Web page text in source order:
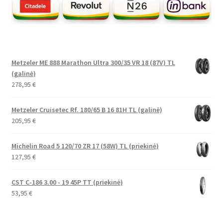
Metzeler ME 888 Marathon Ultra 300/35 VR 18 (87V) TL
(galinė)
278,95 €
Metzeler Cruisetec Rf. 180/65 B 16 81H TL (galinė)
205,95 €
Michelin Road 5 120/70 ZR 17 (58W) TL (priekinė)
127,95 €
CST C-186 3.00 - 19 45P TT (priekinė)
53,95 €